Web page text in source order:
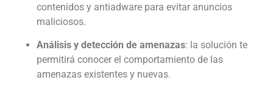
contenidos y antiadware para evitar anuncios
maliciosos.
Análisis y detección de amenazas: la solución te
permitirá conocer el comportamiento de las
amenazas existentes y nuevas.